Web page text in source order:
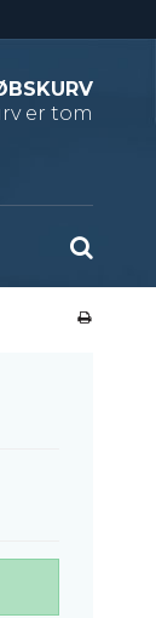
er tom